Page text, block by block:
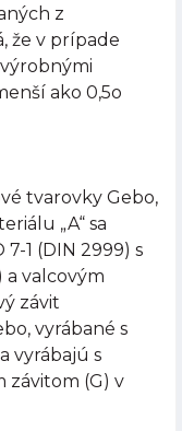
z
že v prípade
ako 0,5o
tvarovky Gebo,
„A“ sa
1 (DIN 2999) s
a valcovým
závit
vyrábané s
vyrábajú s
závitom (G) v